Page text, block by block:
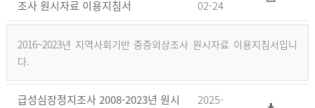
조사 원시자료 이용지침서
02-24
2016~2023년 지역사회기반 중증외상조사 원시자료 이용지침서입니
다.
급성심장정지조사 2008-2023년 원시
2025-